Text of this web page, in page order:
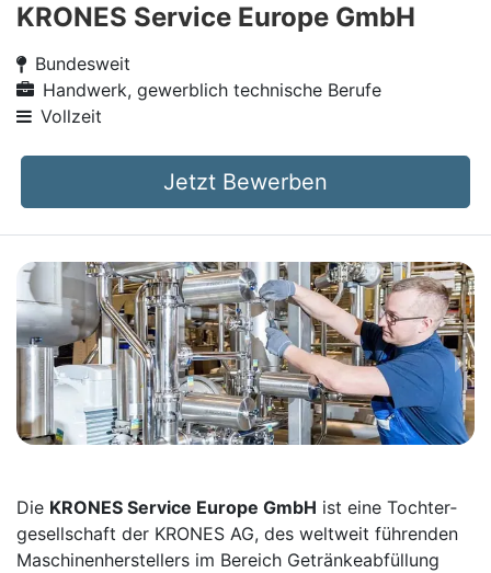
KRONES Service Europe GmbH
Bundesweit
Handwerk, gewerblich technische Berufe
Vollzeit
Jetzt Bewerben
Die KRONES Service Europe GmbH ist eine Tochter­
gesellschaft der KRONES AG, des weltweit führenden
Maschinen­herstellers im Bereich Getränke­abfüllung